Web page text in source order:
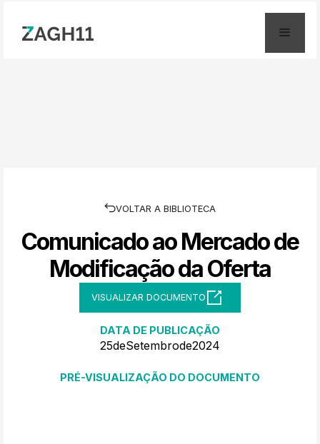
VOLTAR A BIBLIOTECA
Comunicado ao Mercado de
Modificação da Oferta
VISUALIZAR DOCUMENTO
DATA DE PUBLICAÇÃO
25deSetembrode2024
PRÉ-VISUALIZAÇÃO DO DOCUMENTO